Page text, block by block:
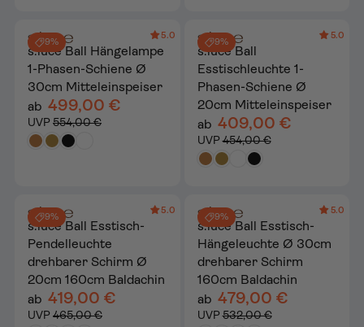
9%
5.0
s.luce Ball Hängelampe
1-Phasen-Schiene Ø
30cm Mitteleinspeiser
ab 499,00 €
UVP 554,00 €
9%
5.0
s.luce Ball
Esstischleuchte 1-
Phasen-Schiene Ø
20cm Mitteleinspeiser
ab 409,00 €
UVP454,00 €
9%
5.0
s.luce Ball Esstisch-
Pendelleuchte
drehbarer Schirm Ø
20cm 160cm Baldachin
ab 419,00 €
UVP 465,00 €
9%
5.0
s.luce Ball Esstisch-
Hängeleuchte Ø 30cm
drehbarer Schirm
160cm Baldachin
ab 479,00 €
UVP532,00 €